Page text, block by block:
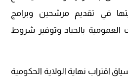
في تقديم مرشحين وبرامج
العمومية بالحياد وتوفير شروط
اقتراب نهاية الولاية الحكومية